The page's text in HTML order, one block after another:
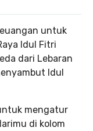
untuk
Idul Fitri
dari Lebaran
Idul
mengatur
di kolom